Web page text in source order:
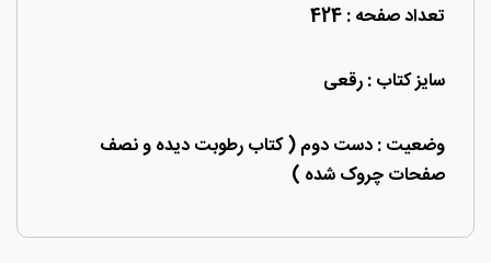
تعداد صفحه : 424
سایز کتاب : رقعی
وضعیت : دست دوم ( کتاب رطوبت دیده و نصف
صفحات چروک شده )